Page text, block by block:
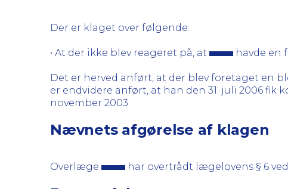
Der er klaget over følgende:
• At der ikke blev reageret på, at havde en
Det er herved anført, at der blev foretaget en
er endvidere anført, at han den 31. juli 2006
november 2003.
Nævnets afgørelse af klagen
Overlæge har overtrådt lægelovens § 6